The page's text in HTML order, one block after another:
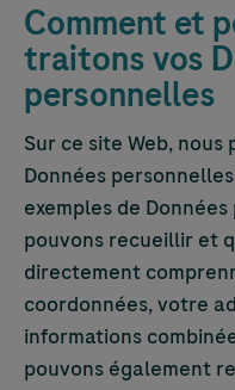
Comment et
traitons vos
personnelles
Sur ce site Web,
Données
exemples de
pouvons recueillir et
directement
coordonnées, votre
informations
pouvons également